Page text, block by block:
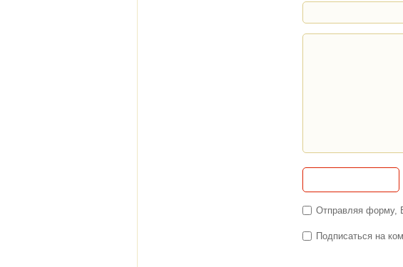
Отправляя форму,
Подписаться на